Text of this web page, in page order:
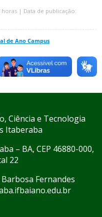
horas | Data de publicação:
de Ano Campus
Ciência e Tecnologia
Itaberaba
– BA, CEP 46880-000,
22
Fernandes